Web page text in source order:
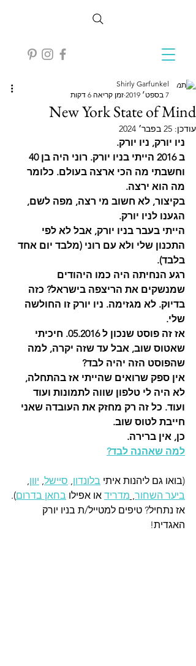
New York State of Mind
Shirly Garfunkel
7 בספט׳ 2019
זמן קריאה 6 דקות
עודכן: 25 בפבר׳ 2024
ניו יורק, ניו יורק.
וחשבתי מה הכי ארצה בעולם. כלומר
מה הוא ירצה.
בקיצור, לא חשוב מי רצה, מפה לשם,
הגענו לניו יורק.
הייתי בעבר בניו יורק, אבל לא לפי
התכנון שלי ולא עם רוני (מלבד יום אחד
בלבד).
רגע הנחיתה היה כמו היהודים
שמנשקים את הריצפה בישראל? כזה
בדיוק. לא מגזימה. ניו יורק זו החולשה
שלי.
אז זה פוסט שנכון ל 05.2016. חיכיתי
שאטוס שוב, אבל עד שזה יקרה, למה
שהפוסט הזה יהיה לבד?
אין ספק שרואים שהייתי אז בהתחלה,
לא היה לי טלפון שווה לתמונות ועוד
ועוד. כל זה רק מחזק את העובדה שאני
חייבת לטוס שוב.
כן, אין ברירה.
למה שאהנה לבד?
(בואו גם ליהנות איתי בלונדון, סיישל, יוון,
ביער השחור, מדריד או אפילו בחאן בדרום).
אז נתחיל? טיפים למטייל/ת בניו יורק
האגדית!